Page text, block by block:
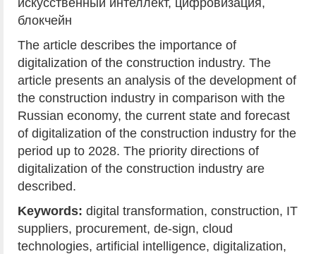
искусственный интеллект, цифровизация,
блокчейн
The article describes the importance of
digitalization of the construction industry. The
article presents an analysis of the development of
the construction industry in comparison with the
Russian economy, the current state and forecast
of digitalization of the construction industry for the
period up to 2028. The priority directions of
digitalization of the construction industry are
described.
Keywords: digital transformation, construction, IT
suppliers, procurement, de-sign, cloud
technologies, artificial intelligence, digitalization,